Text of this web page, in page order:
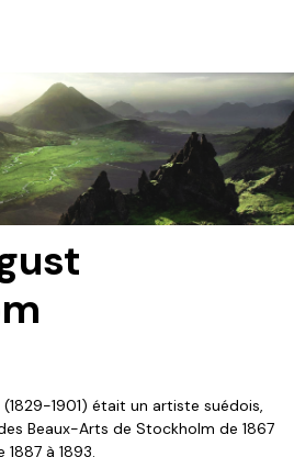
1901) était un artiste suédois,
Beaux-Arts de Stockholm de 1867
à 1893.